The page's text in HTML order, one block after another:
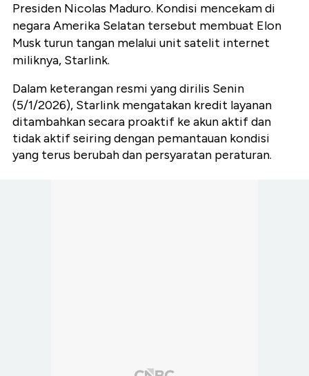
Presiden Nicolas Maduro. Kondisi mencekam di
negara Amerika Selatan tersebut membuat Elon
Musk turun tangan melalui unit satelit internet
miliknya, Starlink.
Dalam keterangan resmi yang dirilis Senin
(5/1/2026), Starlink mengatakan kredit layanan
ditambahkan secara proaktif ke akun aktif dan
tidak aktif seiring dengan pemantauan kondisi
yang terus berubah dan persyaratan peraturan.